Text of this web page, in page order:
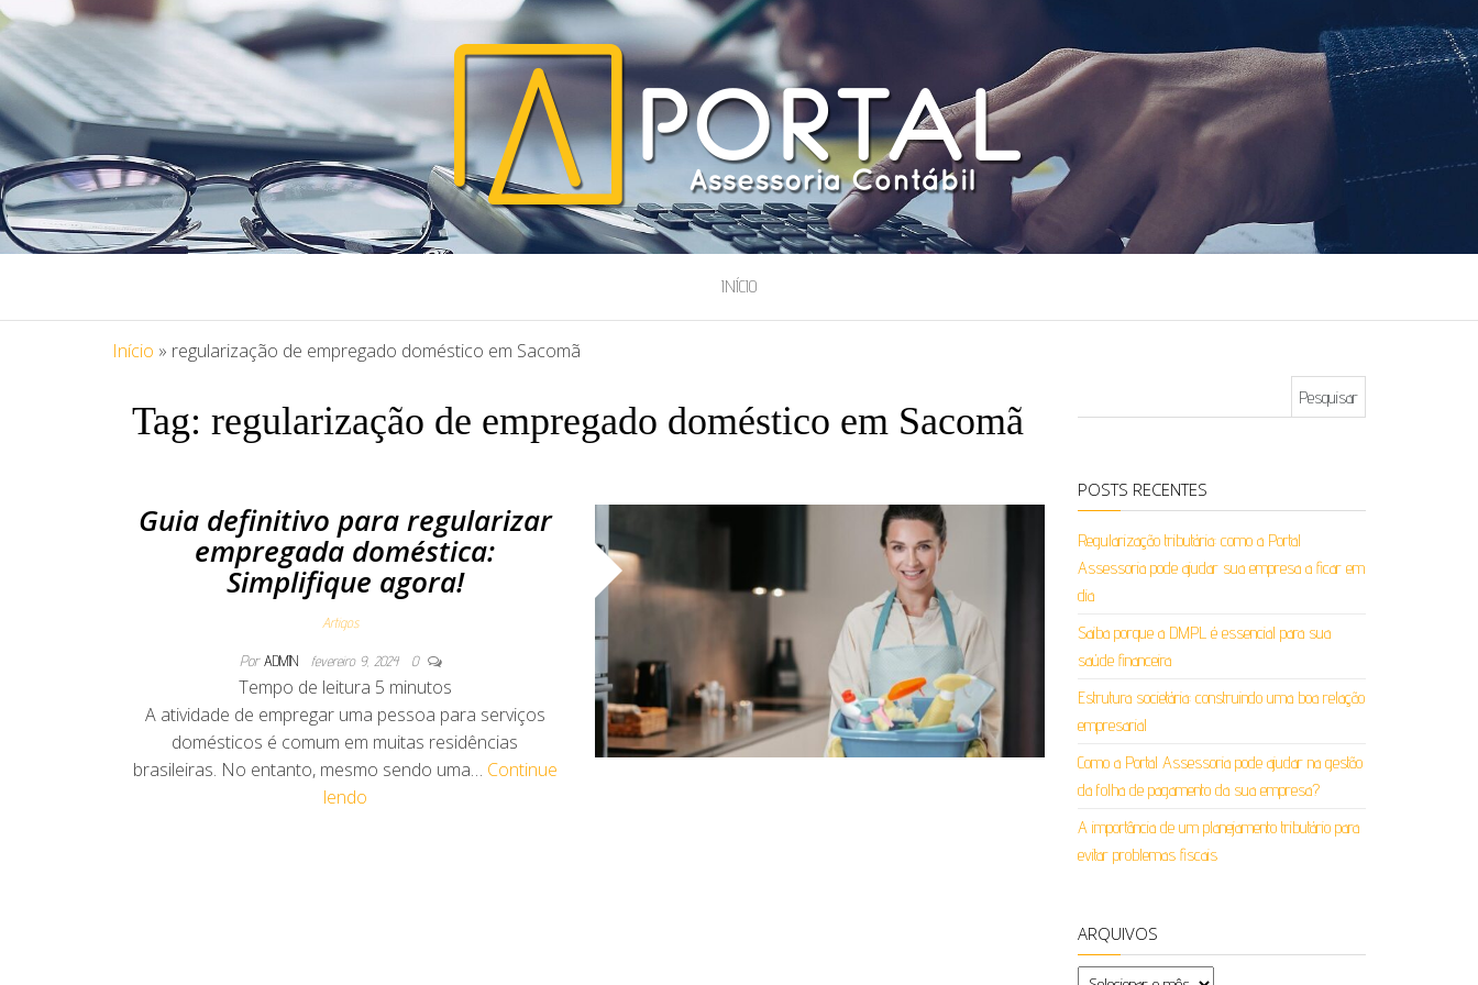
PORTAL ASSESSORIA
Blog Portal Assessoria
INÍCIO
Início » regularização de empregado doméstico em Sacomã
Tag:regularização de empregado doméstico em Sacomã
Guia definitivo para regularizar
empregada doméstica:
Simplifique agora!
Artigos
Por ADMIN fevereiro 9, 2024 0
Tempo de leitura 5 minutos
A atividade de empregar uma pessoa para serviços
domésticos é comum em muitas residências
brasileiras. No entanto, mesmo sendo uma… Continue
lendo
POSTS RECENTES
Regularização tributária: como a Portal
Assessoria pode ajudar sua empresa a ficar em
dia
Saiba porque a DMPL é essencial para sua
saúde financeira
Estrutura societária: construindo uma boa relação
empresarial
Como a Portal Assessoria pode ajudar na gestão
da folha de pagamento da sua empresa?
A importância de um planejamento tributário para
evitar problemas fiscais
ARQUIVOS
Arquivos